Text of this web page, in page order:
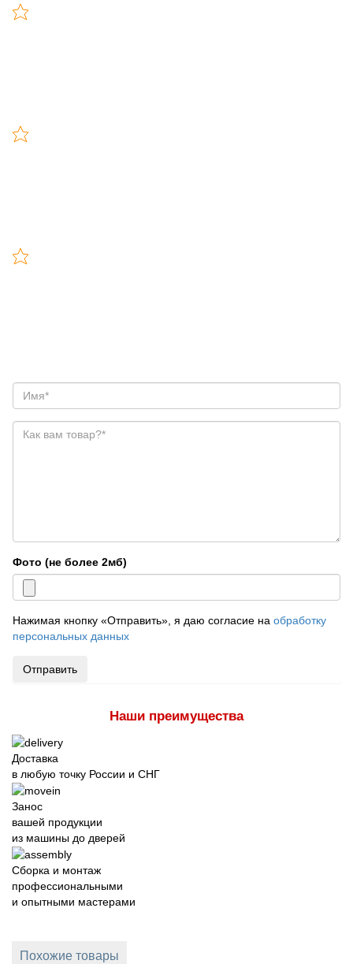
Фото (не более 2мб)
Нажимая кнопку «Отправить», я даю согласие на обработку
персональных данных
Отправить
Наши преимущества
Доставка
в любую точку России и СНГ
Занос
вашей продукции
из машины до дверей
Сборка и монтаж
профессиональными
и опытными мастерами
Похожие товары